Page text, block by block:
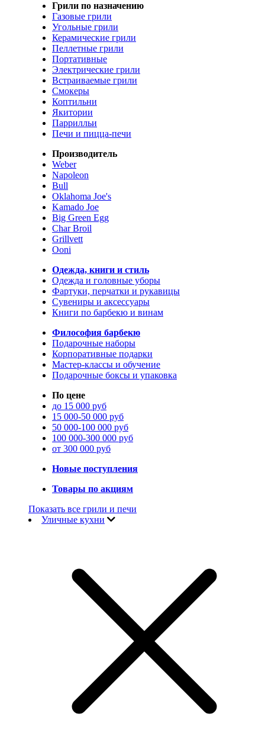
Грили по назначению
Газовые грили
Угольные грили
Керамические грили
Пеллетные грили
Портативные
Электрические грили
Встраиваемые грили
Смокеры
Коптильни
Якитории
Паррилльи
Печи и пицца-печи
Производитель
Weber
Napoleon
Bull
Oklahoma Joe's
Kamado Joe
Big Green Egg
Char Broil
Grillvett
Ooni
Одежда, книги и стиль
Одежда и головные уборы
Фартуки, перчатки и рукавицы
Сувениры и аксессуары
Книги по барбекю и винам
Философия барбекю
Подарочные наборы
Корпоративные подарки
Мастер-классы и обучение
Подарочные боксы и упаковка
По цене
до 15 000 руб
15 000-50 000 руб
50 000-100 000 руб
100 000-300 000 руб
от 300 000 руб
Новые поступления
Товары по акциям
Показать все грили и печи
Уличные кухни